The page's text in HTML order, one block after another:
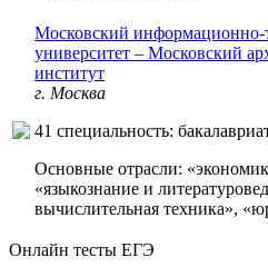
Московский информационно-
университет – Московский
институт
г. Москва
41 специальность:
Основные отрасли:
«языкознание и
вычислительная техника»,
Онлайн тесты ЕГЭ